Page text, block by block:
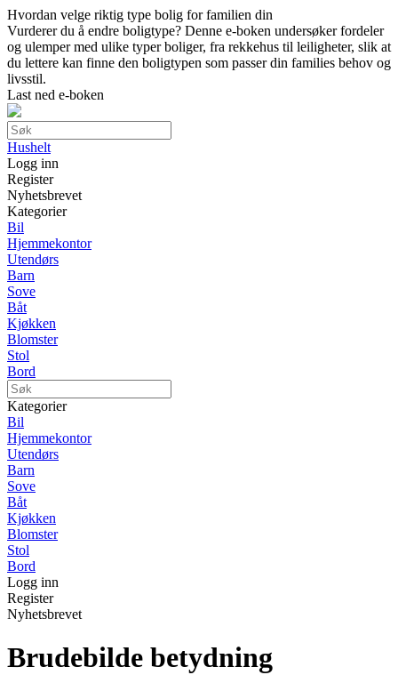
Hvordan velge riktig type bolig for familien din
Vurderer du å endre boligtype? Denne e-boken undersøker fordeler
og ulemper med ulike typer boliger, fra rekkehus til leiligheter, slik at
du lettere kan finne den boligtypen som passer din families behov og
livsstil.
Last ned e-boken
Hushelt
Logg inn
Register
Nyhetsbrevet
Kategorier
Bil
Hjemmekontor
Utendørs
Barn
Sove
Båt
Kjøkken
Blomster
Stol
Bord
Kategorier
Bil
Hjemmekontor
Utendørs
Barn
Sove
Båt
Kjøkken
Blomster
Stol
Bord
Logg inn
Register
Nyhetsbrevet
Brudebilde betydning